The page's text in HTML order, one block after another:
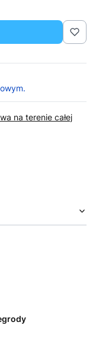
na terenie całej